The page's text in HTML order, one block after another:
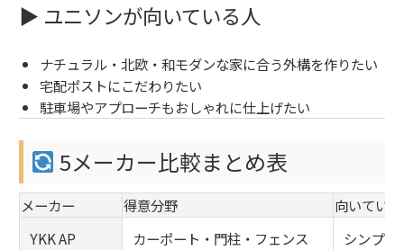
▶ ユニソンが向いている人
ナチュラル・北欧・和モダンな家に合う外構を作りたい
宅配ポストにこだわりたい
駐車場やアプローチもおしゃれに仕上げたい
5メーカー比較まとめ表
メーカー 得意分野
向いてい
YKK AP
カーポート・門柱・フェンス シンプル